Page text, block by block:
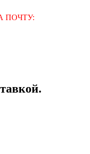
ПОЧТУ: